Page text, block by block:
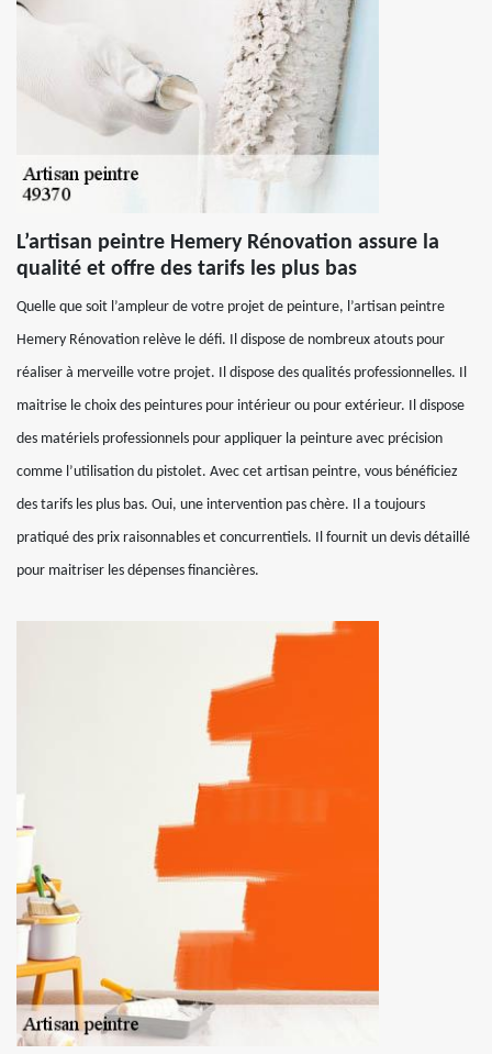
L’artisan peintre Hemery Rénovation assure la
qualité et offre des tarifs les plus bas
Quelle que soit l’ampleur de votre projet de peinture, l’artisan peintre
Hemery Rénovation relève le défi. Il dispose de nombreux atouts pour
réaliser à merveille votre projet. Il dispose des qualités professionnelles. Il
maitrise le choix des peintures pour intérieur ou pour extérieur. Il dispose
des matériels professionnels pour appliquer la peinture avec précision
comme l’utilisation du pistolet. Avec cet artisan peintre, vous bénéficiez
des tarifs les plus bas. Oui, une intervention pas chère. Il a toujours
pratiqué des prix raisonnables et concurrentiels. Il fournit un devis détaillé
pour maitriser les dépenses financières.